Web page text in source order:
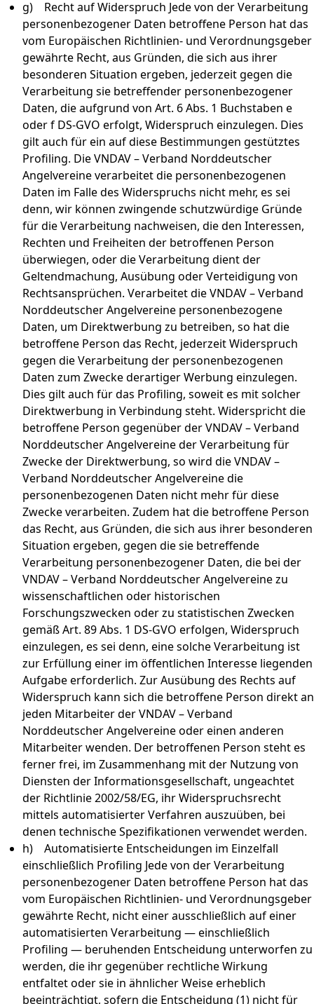
g) Recht auf Widerspruch Jede von der Verarbeitung
personenbezogener Daten betroffene Person hat das
vom Europäischen Richtlinien- und Verordnungsgeber
gewährte Recht, aus Gründen, die sich aus ihrer
besonderen Situation ergeben, jederzeit gegen die
Verarbeitung sie betreffender personenbezogener
Daten, die aufgrund von Art. 6 Abs. 1 Buchstaben e
oder f DS-GVO erfolgt, Widerspruch einzulegen. Dies
gilt auch für ein auf diese Bestimmungen gestütztes
Profiling. Die VNDAV – Verband Norddeutscher
Angelvereine verarbeitet die personenbezogenen
Daten im Falle des Widerspruchs nicht mehr, es sei
denn, wir können zwingende schutzwürdige Gründe
für die Verarbeitung nachweisen, die den Interessen,
Rechten und Freiheiten der betroffenen Person
überwiegen, oder die Verarbeitung dient der
Geltendmachung, Ausübung oder Verteidigung von
Rechtsansprüchen. Verarbeitet die VNDAV – Verband
Norddeutscher Angelvereine personenbezogene
Daten, um Direktwerbung zu betreiben, so hat die
betroffene Person das Recht, jederzeit Widerspruch
gegen die Verarbeitung der personenbezogenen
Daten zum Zwecke derartiger Werbung einzulegen.
Dies gilt auch für das Profiling, soweit es mit solcher
Direktwerbung in Verbindung steht. Widerspricht die
betroffene Person gegenüber der VNDAV – Verband
Norddeutscher Angelvereine der Verarbeitung für
Zwecke der Direktwerbung, so wird die VNDAV –
Verband Norddeutscher Angelvereine die
personenbezogenen Daten nicht mehr für diese
Zwecke verarbeiten. Zudem hat die betroffene Person
das Recht, aus Gründen, die sich aus ihrer besonderen
Situation ergeben, gegen die sie betreffende
Verarbeitung personenbezogener Daten, die bei der
VNDAV – Verband Norddeutscher Angelvereine zu
wissenschaftlichen oder historischen
Forschungszwecken oder zu statistischen Zwecken
gemäß Art. 89 Abs. 1 DS-GVO erfolgen, Widerspruch
einzulegen, es sei denn, eine solche Verarbeitung ist
zur Erfüllung einer im öffentlichen Interesse liegenden
Aufgabe erforderlich. Zur Ausübung des Rechts auf
Widerspruch kann sich die betroffene Person direkt an
jeden Mitarbeiter der VNDAV – Verband
Norddeutscher Angelvereine oder einen anderen
Mitarbeiter wenden. Der betroffenen Person steht es
ferner frei, im Zusammenhang mit der Nutzung von
Diensten der Informationsgesellschaft, ungeachtet
der Richtlinie 2002/58/EG, ihr Widerspruchsrecht
mittels automatisierter Verfahren auszuüben, bei
denen technische Spezifikationen verwendet werden.
h) Automatisierte Entscheidungen im Einzelfall
einschließlich Profiling Jede von der Verarbeitung
personenbezogener Daten betroffene Person hat das
vom Europäischen Richtlinien- und Verordnungsgeber
gewährte Recht, nicht einer ausschließlich auf einer
automatisierten Verarbeitung — einschließlich
Profiling — beruhenden Entscheidung unterworfen zu
werden, die ihr gegenüber rechtliche Wirkung
entfaltet oder sie in ähnlicher Weise erheblich
beeinträchtigt, sofern die Entscheidung (1) nicht für